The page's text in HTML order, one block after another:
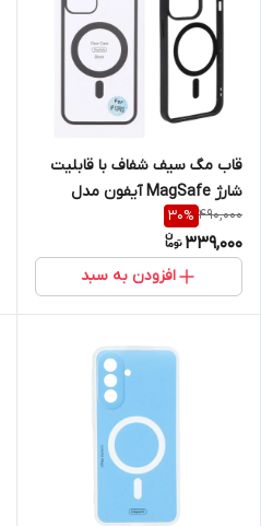
قاب مگ سیف شفاف با قابلیت
شارژ MagSafe آیفون مدل
Apple iPhone 13 Pro
490,000
30%
339,000
افزودن به سبد